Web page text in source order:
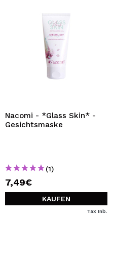
Nacomi - *Glass Skin* -
Gesichtsmaske
(1)
7,49€
KAUFEN
Tax Inb.